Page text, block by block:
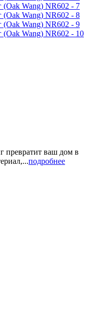
превратит ваш дом в
подробнее